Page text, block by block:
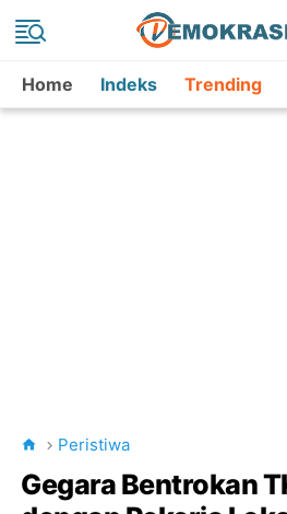
Home Indeks Trending
Peristiwa
Gegara Bentrokan